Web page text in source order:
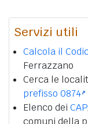
Servizi utili
Calcola il
Ferrazzano
Cerca le
prefisso 0874
Elenco dei CAP,